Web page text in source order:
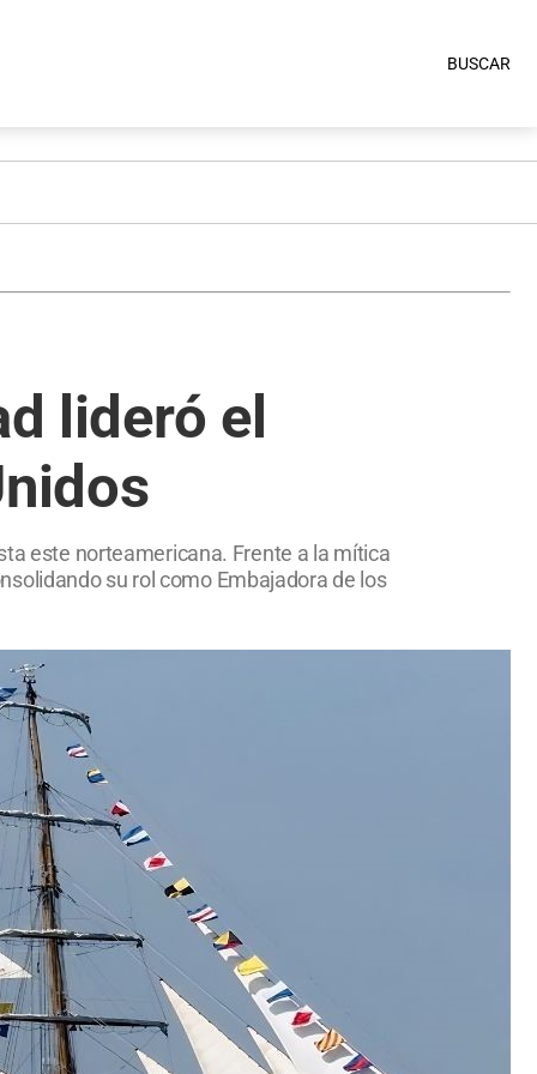
BUSCAR
lideró el
este norteamericana. Frente a la mítica
su rol como Embajadora de los